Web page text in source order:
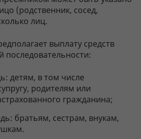
(родственник, сосед,
лиц.
выплату средств
последовательности:
детям, в том числе
родителям или
гражданина;
братьям, сестрам, внукам,